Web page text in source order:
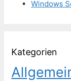
Windows
Kategorien